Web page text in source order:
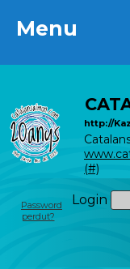
Menu
http://
(#)
Login
Password
perdut?
Menu